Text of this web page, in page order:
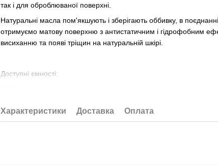
так і для оброблюваної поверхні.
Натуральні масла пом'якшують і зберігають оббивку, в
отримуємо матову поверхню з антистатичним і гідрофобним
висиханню та появі тріщин на натуральній шкірі.
Доступні ємності:
Спосіб застосування:
Характеристики Доставка Оплата